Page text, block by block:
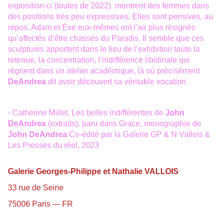
exposition-ci (toutes de 2022) montrent des femmes dans
des positions très peu expressives. Elles sont pensives, au
repos. Adam et Ève eux-mêmes ont l ʼair plus résignés
quʼaffectés dʼêtre chassés du Paradis. Il semble que ces
sculptures apportent dans le lieu de l ʼexhibition toute la
retenue, la concentration, l ʼindifférence libidinale qui
règnent dans un atelier académique, là où précisément
DeAndrea dit avoir découvert sa véritable vocation.
- Catherine Millet, Les belles indifférentes de John
DeAndrea (extraits), paru dans Grace, monographie de
John DeAndrea Co-édité par la Galerie GP & N Vallois &
Les Presses du réel, 2023
Galerie Georges-Philippe et Nathalie VALLOIS
33 rue de Seine
75006 Paris — FR